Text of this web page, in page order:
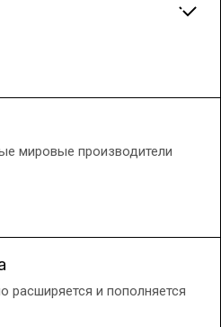
мировые производители
расширяется и пополняется